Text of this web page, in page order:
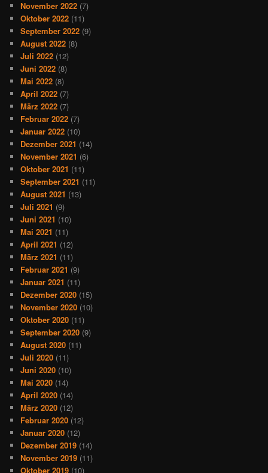
November 2022 (7)
Oktober 2022 (11)
September 2022 (9)
August 2022 (8)
Juli 2022 (12)
Juni 2022 (8)
Mai 2022 (8)
April 2022 (7)
März 2022 (7)
Februar 2022 (7)
Januar 2022 (10)
Dezember 2021 (14)
November 2021 (6)
Oktober 2021 (11)
September 2021 (11)
August 2021 (13)
Juli 2021 (9)
Juni 2021 (10)
Mai 2021 (11)
April 2021 (12)
März 2021 (11)
Februar 2021 (9)
Januar 2021 (11)
Dezember 2020 (15)
November 2020 (10)
Oktober 2020 (11)
September 2020 (9)
August 2020 (11)
Juli 2020 (11)
Juni 2020 (10)
Mai 2020 (14)
April 2020 (14)
März 2020 (12)
Februar 2020 (12)
Januar 2020 (12)
Dezember 2019 (14)
November 2019 (11)
Oktober 2019 (10)